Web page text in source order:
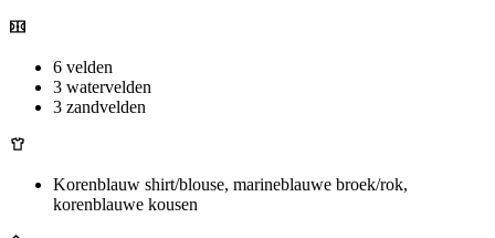
6 velden
3 watervelden
3 zandvelden
Korenblauw shirt/blouse, marineblauwe broek/rok,
korenblauwe kousen